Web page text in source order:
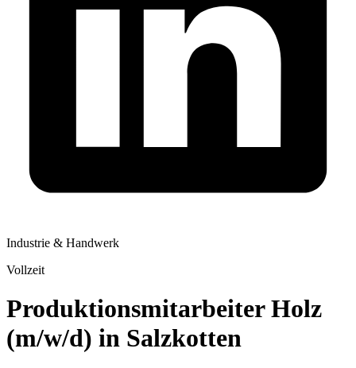
Industrie & Handwerk
Vollzeit
Produktionsmitarbeiter Holz
(m/w/d) in Salzkotten